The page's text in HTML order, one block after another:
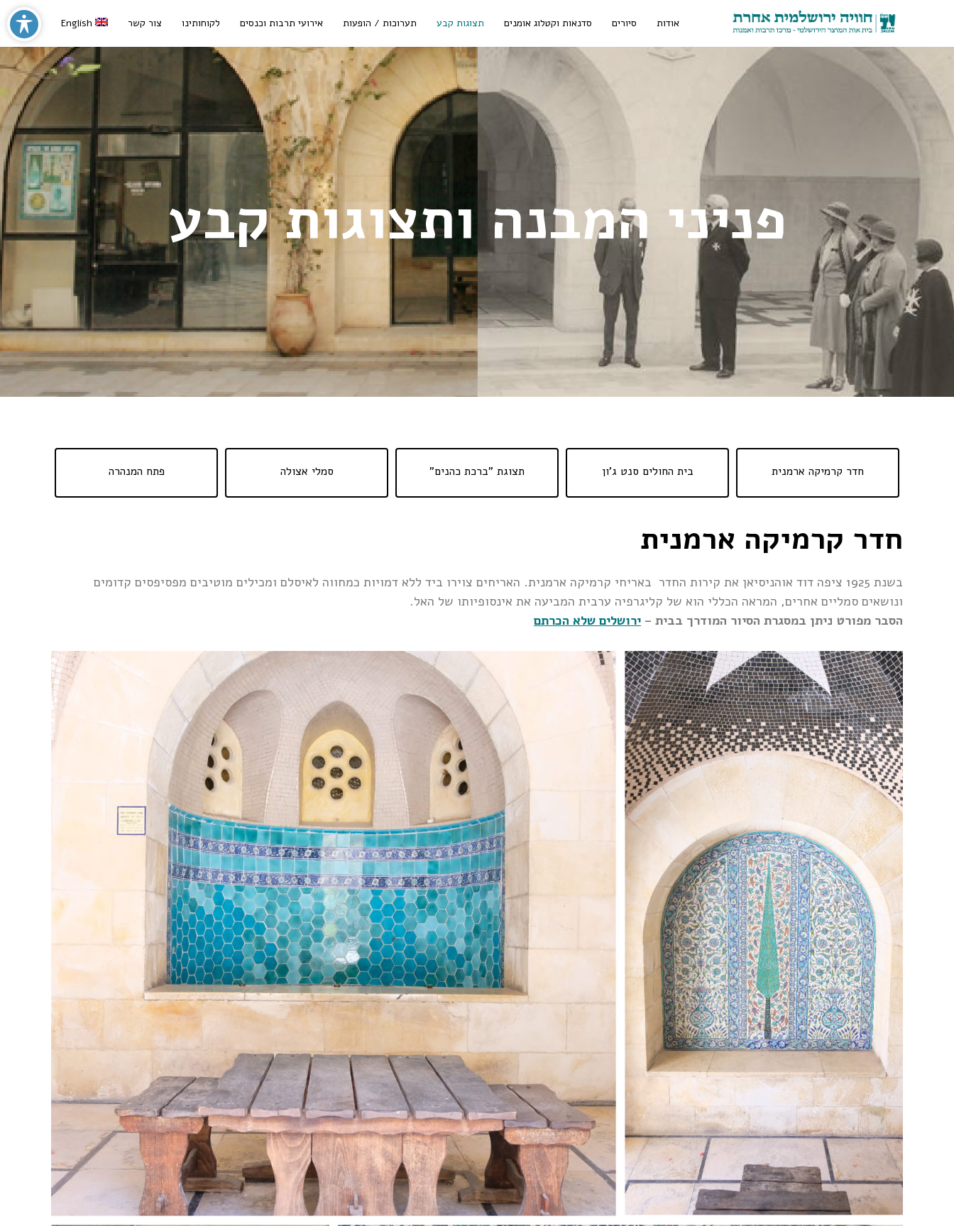
אודות סיורים סדנאות וקטלוג אומנים תצוגות קבע תערוכות / הופעות אירועי תרבות וכנסים לקוחותינו צור קשר English
פניני המבנה ותצוגות קבע
חדר קרמיקה ארמנית בית החולים סנט ג'ון תצוגת "ברכת כהנים" סמלי אצולה פתח המנהרה
חדר קרמיקה ארמנית
בשנת 1925 ציפה דוד אוהניסיאן את קירות החדר באריחי קרמיקה ארמנית. האריחים צוירו ביד ללא דמויות כמחווה לאיסלם ומכילים מוטיבים מפסיפסים קדומים
ונושאים סמליים אחרים, המראה הכללי הוא של קליגרפיה ערבית המביעה את אינסופיותו של האל.
הסבר מפורט ניתן במסגרת הסיור המודרך בבית – ירושלים שלא הכרתם